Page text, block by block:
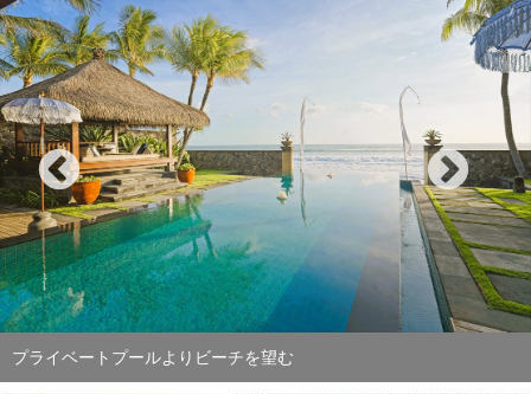
プールサイドのビーチを一望するバレ（東屋）